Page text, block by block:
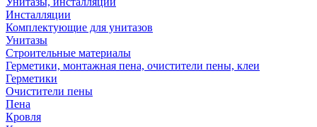
Инсталляции
Комплектующие для унитазов
Унитазы
Строительные материалы
Герметики, монтажная пена, очистители пены, клеи
Герметики
Очистители пены
Пена
Кровля